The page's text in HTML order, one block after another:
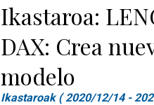
Ikastaroa:
DAX: Crea
modelo
Ikastaroak ( 2020/12/14 -